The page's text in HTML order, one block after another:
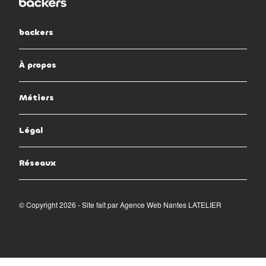
backers
À propos
Métiers
Légal
Réseaux
© Copyright 2026 - Site fait parAgence Web Nantes LATELIER